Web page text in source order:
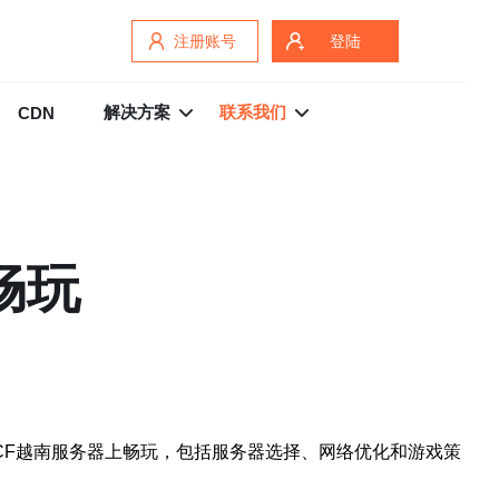
注册账号 登陆
CDN 解决方案 联系我们
玩
越南服务器上畅玩，包括服务器选择、网络优化和游戏策